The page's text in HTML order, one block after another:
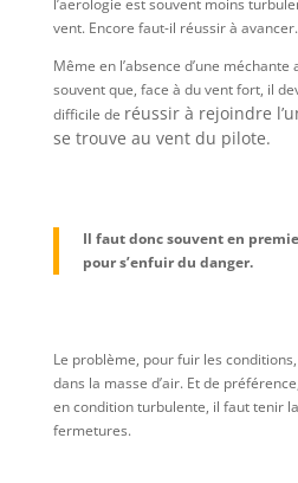
l’aerologie est souvent moins
vent. Encore faut-il réussir à avancer.
Même en l’absence d’une
souvent que, face à du vent fort, il
difficile de réussir à rejoindre
se trouve au vent du pilote.
Il faut donc souvent en
pour s’enfuir du danger.
Le problème, pour fuir les conditions,
dans la masse d’air. Et de
en condition turbulente, il faut tenir
fermetures.